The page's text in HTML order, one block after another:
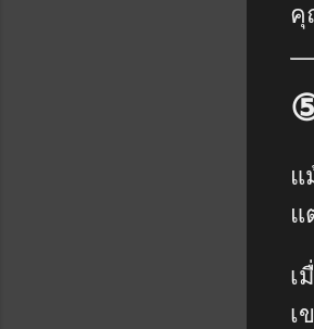
คุ
แ
แ
เ
เ